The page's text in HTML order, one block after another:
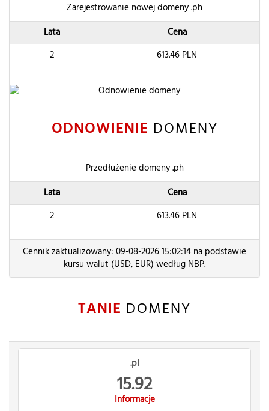
Zarejestrowanie nowej domeny .ph
Lata
Cena
2
613.46 PLN
ODNOWIENIE DOMENY
Przedłużenie domeny .ph
Lata
Cena
2
613.46 PLN
Cennik zaktualizowany: 09-08-2026 15:02:14 na podstawie
kursu walut (USD, EUR) według NBP.
TANIE DOMENY
.pl
15.92
Informacje